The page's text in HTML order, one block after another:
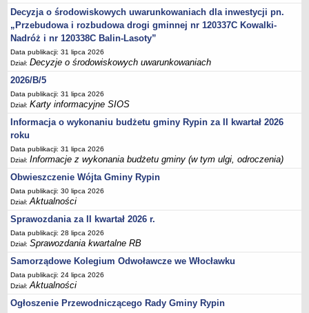
Sesje Rady Gminy Rypin
PRAWO LOKALNE
Statut
Strategia rozwoju
Uchwały
Projekty uchwał
Protokoły
Imienne wykazy głosowań radnych
Postać dokumentów
Akty Prawne, Dzienniki Ustaw, Monitory Polskie
Prawo miejscowe
Zarządzenia
Studium uwarunkowań i kierunków zagospodarowania
przestrzennego
Dane przestrzenne - MPZP
Stałe obwody głosowania, numery, granice oraz siedziby
obwodowych komisji wyborczych, opis granic okręgów wyborczych
Plan ogólny gminy Rypin
Decyzja o środowiskowych uwarunkowaniach dla inwestycji pn.
„Przebudowa i rozbudowa drogi gminnej nr 120337C Kowalki-
Nadróż i nr 120338C Balin-Lasoty”
Data publikacji: 31 lipca 2026
Dział:Decyzje o środowiskowych uwarunkowaniach
2026/B/5
Data publikacji: 31 lipca 2026
Dział:Karty informacyjne SIOS
Informacja o wykonaniu budżetu gminy Rypin za II kwartał 2026
roku
Data publikacji: 31 lipca 2026
Dział:Informacje z wykonania budżetu gminy (w tym ulgi, odroczenia)
Obwieszczenie Wójta Gminy Rypin
Data publikacji: 30 lipca 2026
Dział:Aktualności
Sprawozdania za II kwartał 2026 r.
Data publikacji: 28 lipca 2026
Dział:Sprawozdania kwartalne RB
Samorządowe Kolegium Odwoławcze we Włocławku
Data publikacji: 24 lipca 2026
Dział:Aktualności
Ogłoszenie Przewodniczącego Rady Gminy Rypin